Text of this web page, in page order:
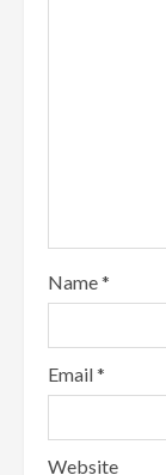
Name*
Email*
Website